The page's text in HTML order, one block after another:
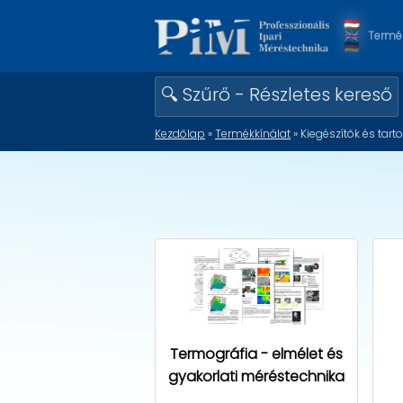
🔍 Szűrő - Részletes kereső
Kezdőlap »Termékkínálat» Kiegészítők és
Termográfia - elmélet és
gyakorlati méréstechnika